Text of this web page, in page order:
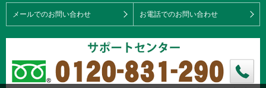
メールでのお問い合わせ お電話でのお問い合わせ